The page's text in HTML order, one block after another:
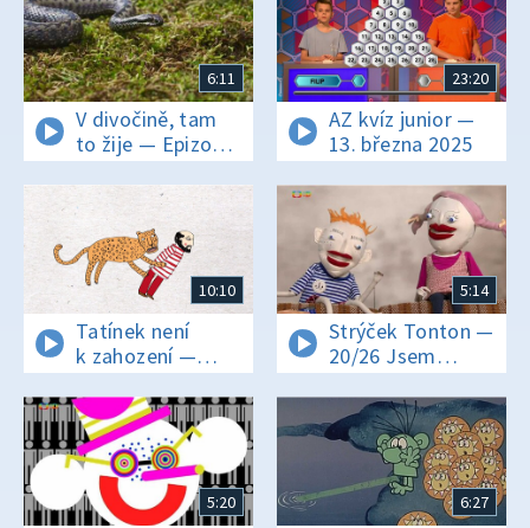
6:11
V divočině, tam
to žije — Epizoda
19/40
23:20
AZ kvíz junior —
13. března 2025
10:10
Tatínek není
k zahození —
4/15 Tatínek
a splašená zvířata
5:14
Strýček Tonton —
20/26 Jsem
nemocný
5:20 6:27